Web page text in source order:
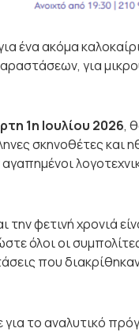
ένα ακόμα
για
1η Ιουλίου 2026,
σκηνοθέτες και
την φετινή χρονιά
όλοι οι
που
για το αναλυτικό